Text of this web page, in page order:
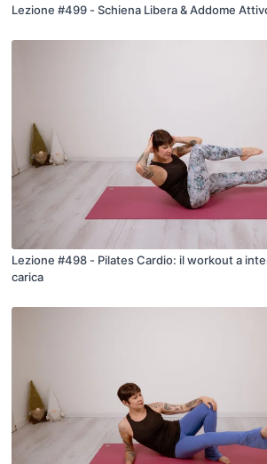
Lezione #499 - Schiena Libera & Addome
Lezione #498 - Pilates Cardio: il workout a
carica